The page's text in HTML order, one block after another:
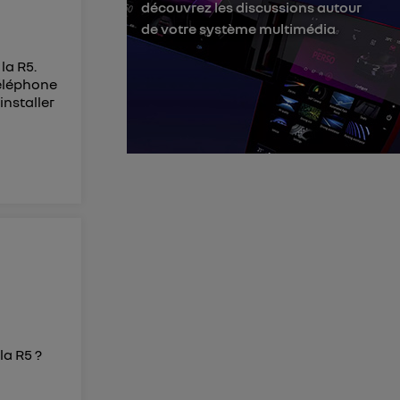
R5.
R5 ?
découvrez les discussions autour
de votre système multimédia
("
plus